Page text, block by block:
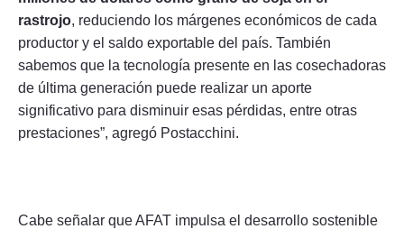
rastrojo, reduciendo los márgenes económicos de cada
productor y el saldo exportable del país. También
sabemos que la tecnología presente en las cosechadoras
de última generación puede realizar un aporte
significativo para disminuir esas pérdidas, entre otras
prestaciones”, agregó Postacchini.
Cabe señalar que AFAT impulsa el desarrollo sostenible